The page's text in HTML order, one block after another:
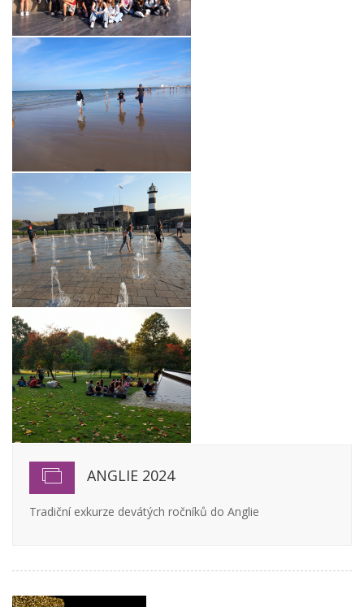
ANGLIE 2024
Tradiční exkurze devátých ročníků do Anglie